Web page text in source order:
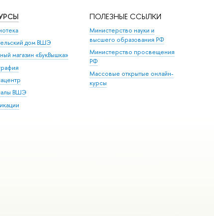
дом ВШЭ
магазин «БукВышка»
ВШЭ
ПОЛЕЗНЫЕ ССЫЛКИ
Министерство науки и
высшего образования РФ
Министерство просвещения
РФ
Массовые открытые онлайн-
курсы